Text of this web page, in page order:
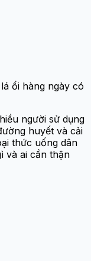
ổi hàng ngày có
người sử dụng
huyết và cải
thức uống dân
và ai cần thận